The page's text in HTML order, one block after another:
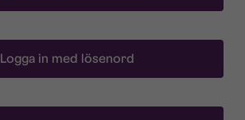
Logga in med lösenord